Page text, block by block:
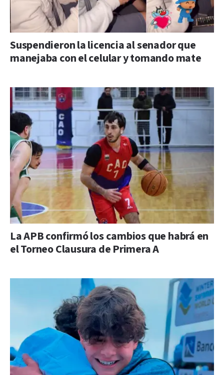
Suspendieron la licencia al senador que
manejaba con el celular y tomando mate
La APB confirmó los cambios que habrá en
el Torneo Clausura de Primera A